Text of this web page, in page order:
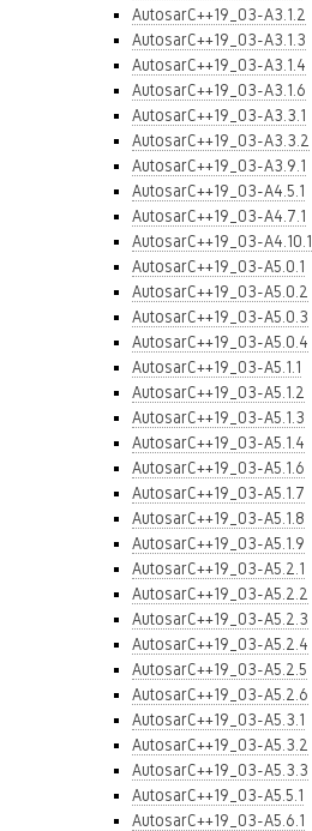
AutosarC++19_03-A3.1.2
AutosarC++19_03-A3.1.3
AutosarC++19_03-A3.1.4
AutosarC++19_03-A3.1.6
AutosarC++19_03-A3.3.1
AutosarC++19_03-A3.3.2
AutosarC++19_03-A3.9.1
AutosarC++19_03-A4.5.1
AutosarC++19_03-A4.7.1
AutosarC++19_03-A4.10.1
AutosarC++19_03-A5.0.1
AutosarC++19_03-A5.0.2
AutosarC++19_03-A5.0.3
AutosarC++19_03-A5.0.4
AutosarC++19_03-A5.1.1
AutosarC++19_03-A5.1.2
AutosarC++19_03-A5.1.3
AutosarC++19_03-A5.1.4
AutosarC++19_03-A5.1.6
AutosarC++19_03-A5.1.7
AutosarC++19_03-A5.1.8
AutosarC++19_03-A5.1.9
AutosarC++19_03-A5.2.1
AutosarC++19_03-A5.2.2
AutosarC++19_03-A5.2.3
AutosarC++19_03-A5.2.4
AutosarC++19_03-A5.2.5
AutosarC++19_03-A5.2.6
AutosarC++19_03-A5.3.1
AutosarC++19_03-A5.3.2
AutosarC++19_03-A5.3.3
AutosarC++19_03-A5.5.1
AutosarC++19_03-A5.6.1